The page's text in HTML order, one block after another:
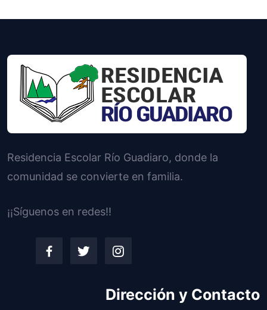
Residencia Escolar Río Guadiaro, donde la
comunidad se convierte en familia.
¡¡Síguenos en redes!!
Dirección y Contacto